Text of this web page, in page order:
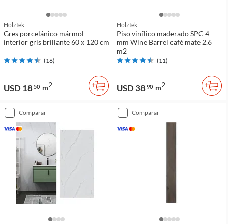
Holztek
Gres porcelánico mármol
interior gris brillante 60 x 120 cm
(16)
USD 1850 m2
Holztek
Piso vinílico maderado SPC 4
mm Wine Barrel café mate 2.6
m2
(11)
USD 3890 m2
comparar comparar